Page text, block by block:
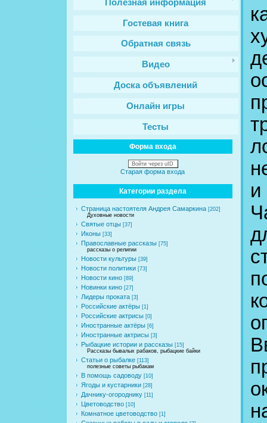
Полезная информация
Гостевая книга
Обратная связь
Видео
Доска объявлений
Онлайн игры
Тесты
Форма входа
Войти через uID
Старая форма входа
Категории раздела
Страница настоятеля Андрея Самаркина [202]
Духовные новости
Святые отцы [37]
Иконы [33]
Православные рассказы [75]
рассказы о религии
Новости культуры [39]
Новости политики [73]
Новости кино [89]
Новинки кино [27]
Лидеры проката [3]
Российские актёры [1]
Российские актрисы [0]
Иностранные актёры [6]
Иностранные актрисы [3]
Рыбацкие истории и рассказы [15]
Рассказы бывалых рабаков, рыбацкие байки
Статьи о рыбалке [113]
полезные советы рыбакам
В помощь садоводу [10]
Ягоды и кустарники [28]
Дачнику-огороднику [11]
Цветоводство [10]
Комнатное цветоводство [1]
и